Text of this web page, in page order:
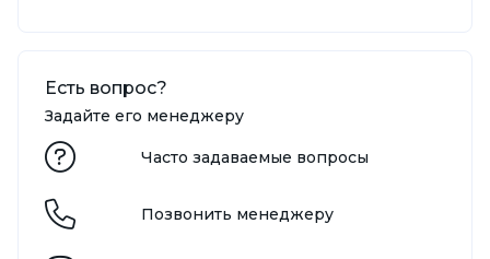
Есть вопрос?
Задайте его менеджеру
Часто задаваемые вопросы
Позвонить менеджеру